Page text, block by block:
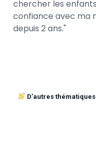
chercher les
confiance avec ma
depuis 2 ans.
D’autres